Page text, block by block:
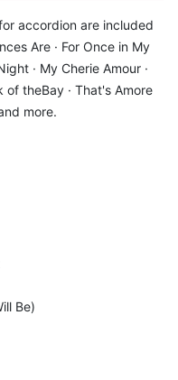
accordion are included
Are · For Once in My
· My Cherie Amour ·
of theBay · That's Amore
more.
Be)